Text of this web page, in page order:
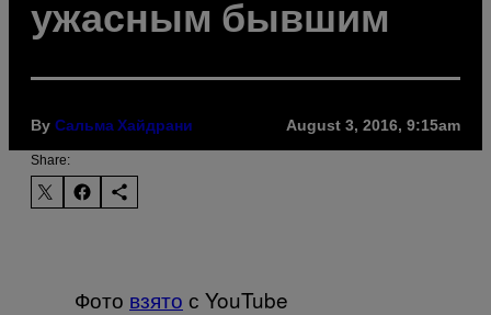
ужасным бывшим
By Сальма Хайдрани August 3, 2016, 9:15am
Share:
Фото взято с YouTube